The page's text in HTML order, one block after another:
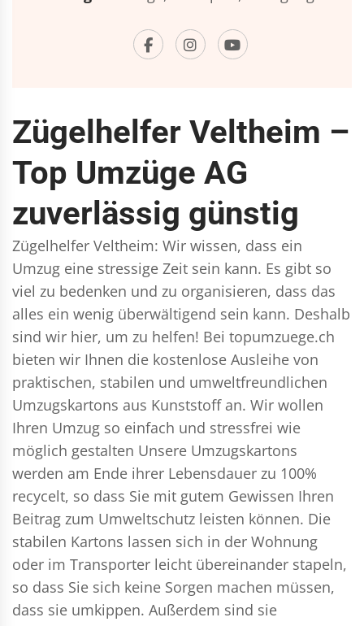
Zügelhelfer Veltheim –
Top Umzüge AG
zuverlässig günstig
Zügelhelfer Veltheim: Wir wissen, dass ein
Umzug eine stressige Zeit sein kann. Es gibt so
viel zu bedenken und zu organisieren, dass das
alles ein wenig überwältigend sein kann. Deshalb
sind wir hier, um zu helfen! Bei topumzuege.ch
bieten wir Ihnen die kostenlose Ausleihe von
praktischen, stabilen und umweltfreundlichen
Umzugskartons aus Kunststoff an. Wir wollen
Ihren Umzug so einfach und stressfrei wie
möglich gestalten Unsere Umzugskartons
werden am Ende ihrer Lebensdauer zu 100%
recycelt, so dass Sie mit gutem Gewissen Ihren
Beitrag zum Umweltschutz leisten können. Die
stabilen Kartons lassen sich in der Wohnung
oder im Transporter leicht übereinander stapeln,
so dass Sie sich keine Sorgen machen müssen,
dass sie umkippen. Außerdem sind sie